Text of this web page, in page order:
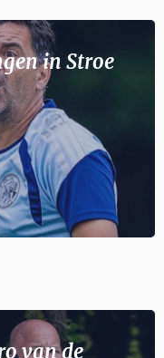
in Stroe
van de